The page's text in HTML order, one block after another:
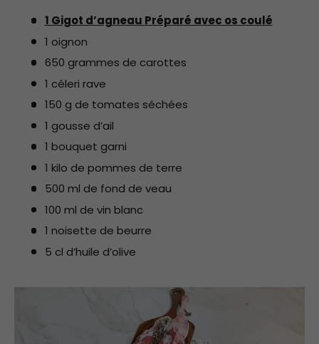
1 Gigot d’agneau Préparé avec os coulé
1 oignon
650 grammes de carottes
1 céleri rave
150 g de tomates séchées
1 gousse d’ail
1 bouquet garni
1 kilo de pommes de terre
500 ml de fond de veau
100 ml de vin blanc
1 noisette de beurre
5 cl d’huile d’olive